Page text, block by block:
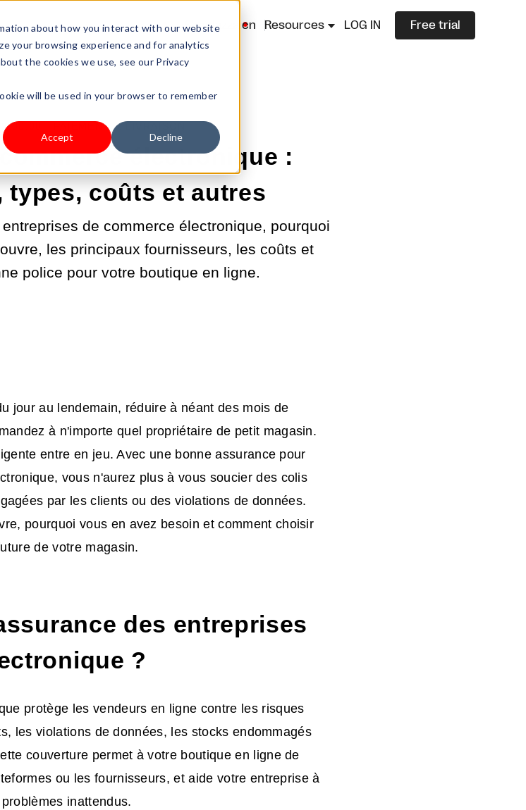
about how you interact with our website
your browsing experience and for analytics
the cookies we use, see our Privacy
will be used in your browser to remember
Accept Decline
Shoplazza.cn Resources LOG IN Free trial
| PAIEMENT & LIVRAISON
électronique :
types, coûts et autres
de commerce électronique, pourquoi
les principaux fournisseurs, les coûts et
police pour votre boutique en ligne.
jour au lendemain, réduire à néant des mois de
à n'importe quel propriétaire de petit magasin.
entre en jeu. Avec une bonneassurance pour
, vous n'aurez plus à vous soucier des colis
par les clients ou des violations de données.
pourquoi vous en avez besoin et comment choisir
de votre magasin.
des entreprises
?
protège les vendeurs en ligne contre les risques
les violations de données, les stocks endommagés
couverture permet à votre boutique en ligne de
ou les fournisseurs, et aide votre entreprise à
inattendus.